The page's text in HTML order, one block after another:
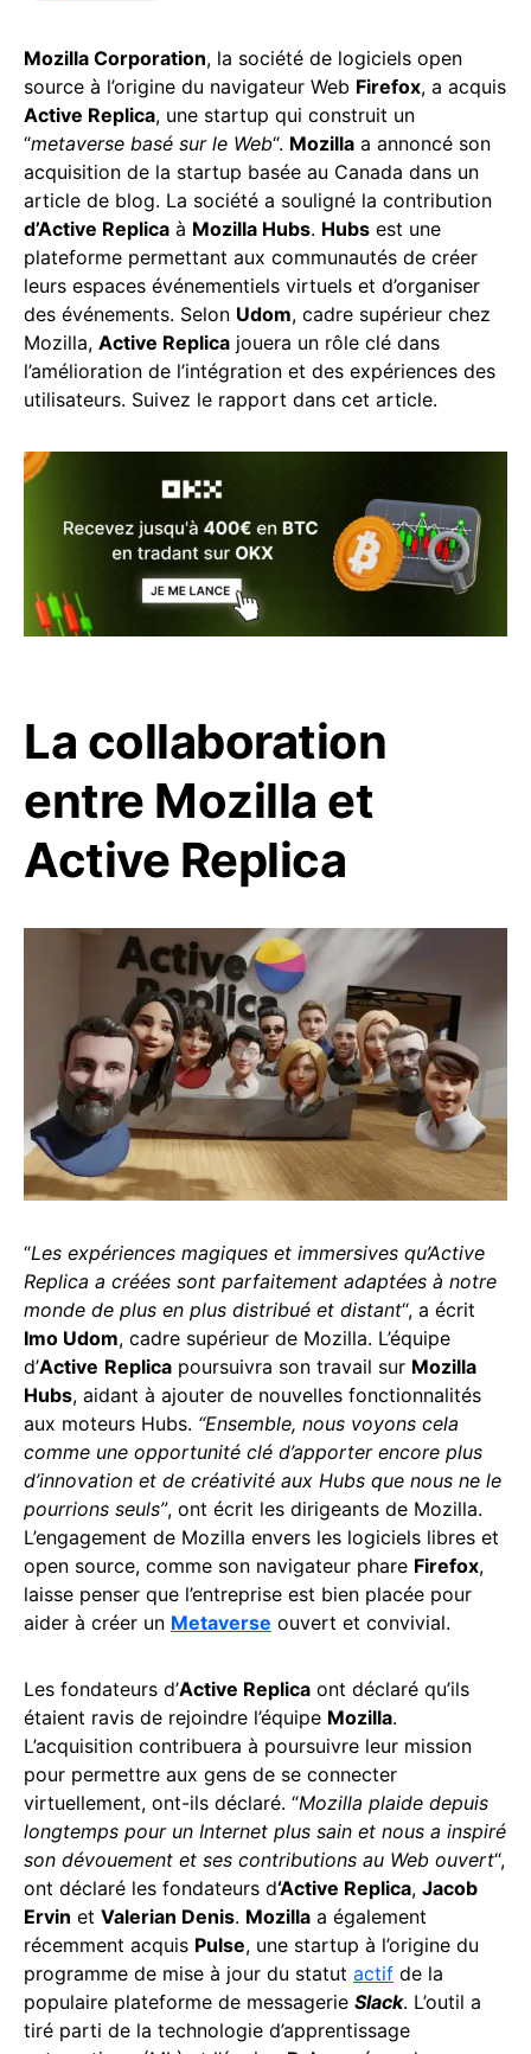
Mozilla Corporation, la société de logiciels open
source à l’origine du navigateur Web Firefox, a acquis
Active Replica, une startup qui construit un
“metaverse basé sur le Web“. Mozilla a annoncé son
acquisition de la startup basée au Canada dans un
article de blog. La société a souligné la contribution
d’Active Replica à Mozilla Hubs. Hubs est une
plateforme permettant aux communautés de créer
leurs espaces événementiels virtuels et d’organiser
des événements. Selon Udom, cadre supérieur chez
Mozilla, Active Replica jouera un rôle clé dans
l’amélioration de l’intégration et des expériences des
utilisateurs. Suivez le rapport dans cet article.
La collaboration
entre Mozilla et
Active Replica
“Les expériences magiques et immersives qu’Active
Replica a créées sont parfaitement adaptées à notre
monde de plus en plus distribué et distant“, a écrit
Imo Udom, cadre supérieur de Mozilla. L’équipe
d’Active Replica poursuivra son travail sur Mozilla
Hubs, aidant à ajouter de nouvelles fonctionnalités
aux moteurs Hubs. “Ensemble, nous voyons cela
comme une opportunité clé d’apporter encore plus
d’innovation et de créativité aux Hubs que nous ne le
pourrions seuls”, ont écrit les dirigeants de Mozilla.
L’engagement de Mozilla envers les logiciels libres et
open source, comme son navigateur phare Firefox,
laisse penser que l’entreprise est bien placée pour
aider à créer un Metaverse ouvert et convivial.
Les fondateurs d’Active Replica ont déclaré qu’ils
étaient ravis de rejoindre l’équipe Mozilla.
L’acquisition contribuera à poursuivre leur mission
pour permettre aux gens de se connecter
virtuellement, ont-ils déclaré. “Mozilla plaide depuis
longtemps pour un Internet plus sain et nous a inspiré
son dévouement et ses contributions au Web ouvert“,
ont déclaré les fondateurs d‘Active Replica, Jacob
Ervin et Valerian Denis. Mozilla a également
récemment acquis Pulse, une startup à l’origine du
programme de mise à jour du statut actif de la
populaire plateforme de messagerie Slack. L’outil a
tiré parti de la technologie d’apprentissage